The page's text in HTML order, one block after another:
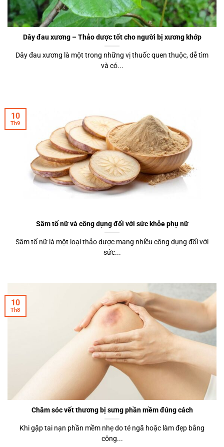
Dây đau xương – Thảo dược tốt cho người bị xương khớp
Dây đau xương là một trong những vị thuốc quen thuộc, dễ tìm
và có...
Sâm tố nữ và công dụng đối với sức khỏe phụ nữ
Sâm tố nữ là một loại thảo dược mang nhiều công dụng đối với
sức...
10
Th9
Chăm sóc vết thương bị sưng phần mềm đúng cách
Khi gặp tai nạn phần mềm nhẹ do té ngã hoặc làm đẹp bằng
công...
10
Th8